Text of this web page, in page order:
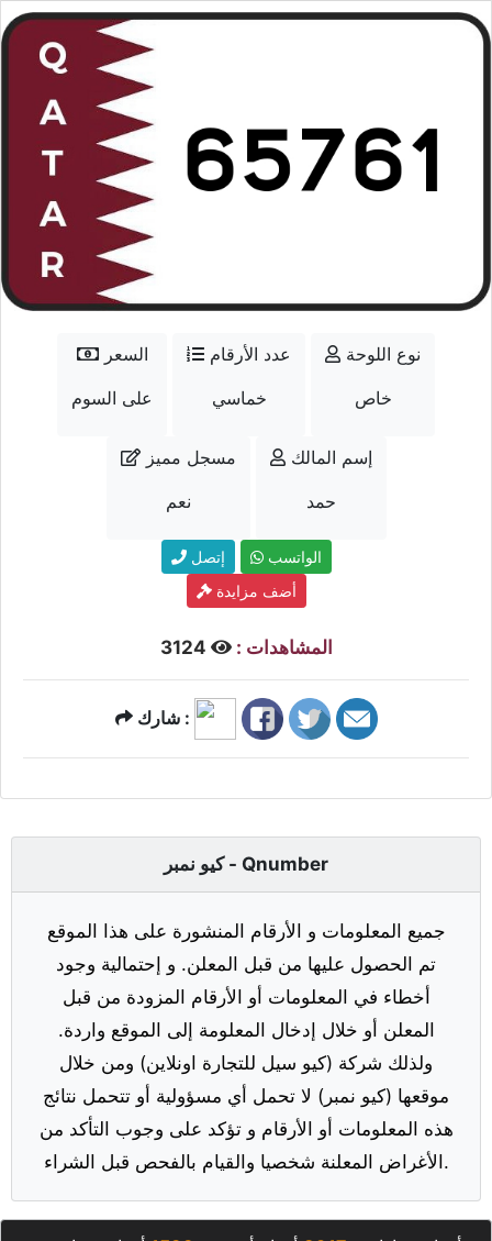
السعر
على السوم
عدد الأرقام
خماسي
نوع اللوحة
خاص
مسجل مميز
نعم
إسم المالك
حمد
إتصل
الواتسب
أضف مزايدة
المشاهدات :
شارك :
كيو نمبر - Qnumber
جميع المعلومات و الأرقام المنشورة على هذا الموقع
تم الحصول عليها من قبل المعلن. و إحتمالية وجود
أخطاء في المعلومات أو الأرقام المزودة من قبل
المعلن أو خلال إدخال المعلومة إلى الموقع واردة.
ولذلك شركة (كيو سيل للتجارة اونلاين) ومن خلال
موقعها (كيو نمبر) لا تحمل أي مسؤولية أو تتحمل نتائج
هذه المعلومات أو الأرقام و تؤكد على وجوب التأكد من
الأغراض المعلنة شخصيا والقيام بالفحص قبل الشراء.